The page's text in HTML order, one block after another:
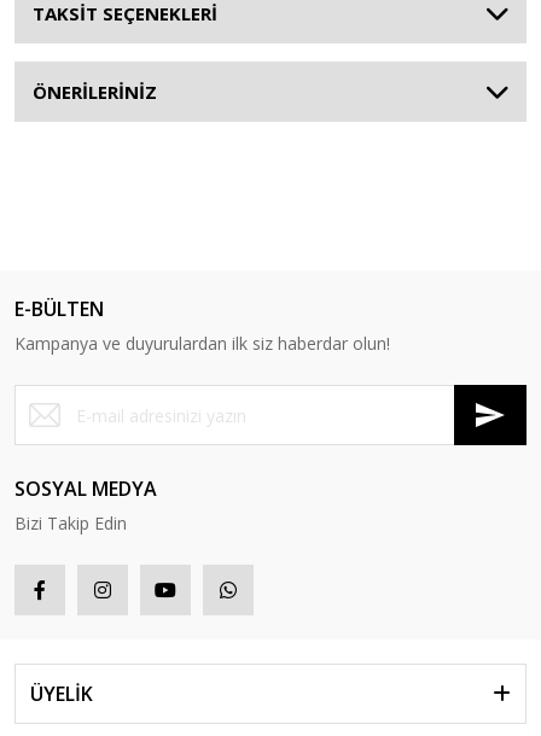
TAKSİT SEÇENEKLERİ
ÖNERİLERİNİZ
E-BÜLTEN
Kampanya ve duyurulardan ilk siz haberdar olun!
SOSYAL MEDYA
Bizi Takip Edin
ÜYELİK